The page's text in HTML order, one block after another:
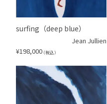
surfing（deep blue）
Jean Jullien
¥198,000 （税込）